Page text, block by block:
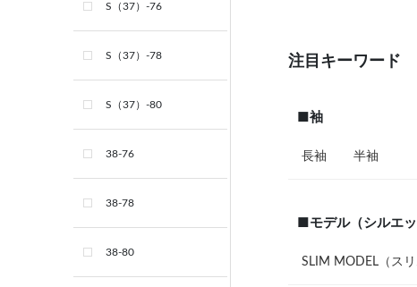
S（37）-76
S（37）-78
S（37）-80
38-76
38-78
38-80
注目キーワード
■袖
長袖 半袖
■モデル（シルエッ
SLIM MODEL（スリ